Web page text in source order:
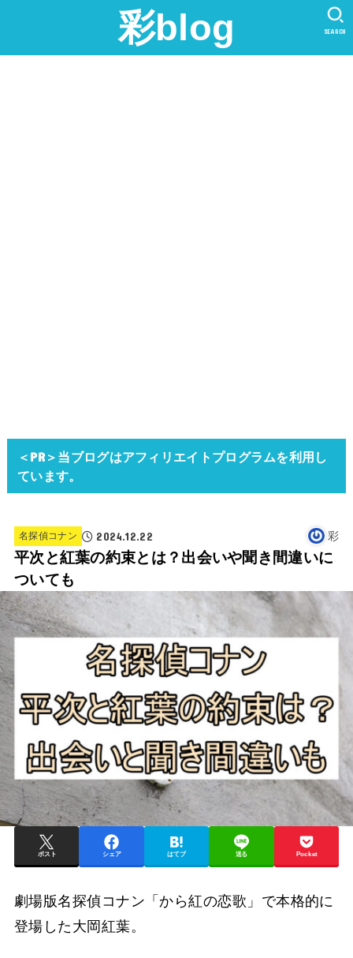
彩blog SEARCH
＜PR＞当ブログはアフィリエイトプログラムを利用し
ています。
名探偵コナン 2024.12.22 彩
平次と紅葉の約束とは？出会いや聞き間違いに
ついても
ポスト シェア はてブ 送る Pocket
劇場版名探偵コナン「から紅の恋歌」で本格的に
登場した大岡紅葉。